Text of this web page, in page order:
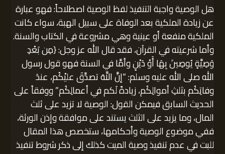
هل الوصية واجبة التنفيذ لفظ الوصية اصطلاحاً: فهو عبارة
عن زيادة الملكية بعد الوفاة على سبيل الهبة، سواء كانت
الملكية منفعة أو عينية وهي مشروعة في الكتاب والسنة.
وأما شرعيته في القرآن، فقد قال الله عز وجل: {مِن بَعْدِ
وَصِيَّةٍ يُوصِينَ بِهَا أَوْ دَيْنٍ وأمَّا في السنة فهو قول رسول
الله صلى الله عليه وسلم: “إنَّ اللَّهَ تصدَّقَ عليْكُم، عندَ
وفاتِكُم بثلثِ أموالِكُم، زيادةً لَكم في أعمالِكُم” ووفقاً على
الحديث السابق فيمكن القول: الوصية لا تزيد على ثلث
المال، وما يزيد على الثلث يستند على موافقة وإذن الورثة،
ففي موضوع الوصية وأحكامها، ستخصص هذا المقال
للبت في عدم تنفيذ وصية الميت كذلك إلى ذكر شروط تنفيذ